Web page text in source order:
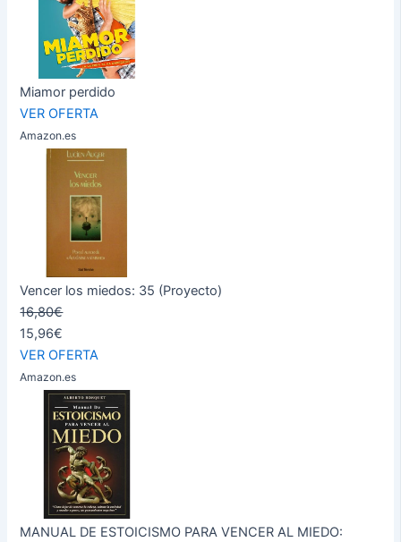
Miamor perdido
VER OFERTA
Amazon.es
Vencer los miedos: 35 (Proyecto)
16,80€
15,96€
VER OFERTA
Amazon.es
MANUAL DE ESTOICISMO PARA VENCER AL MIEDO: